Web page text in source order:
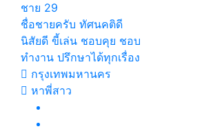
ชาย 29
ชื่อชายครับ ทัศนคติดี
นิสัยดี ขี้เล่น ชอบคุย ชอบ
ทำงาน ปรึกษาได้ทุกเรื่อง
กรุงเทพมหานคร
หาพี่สาว